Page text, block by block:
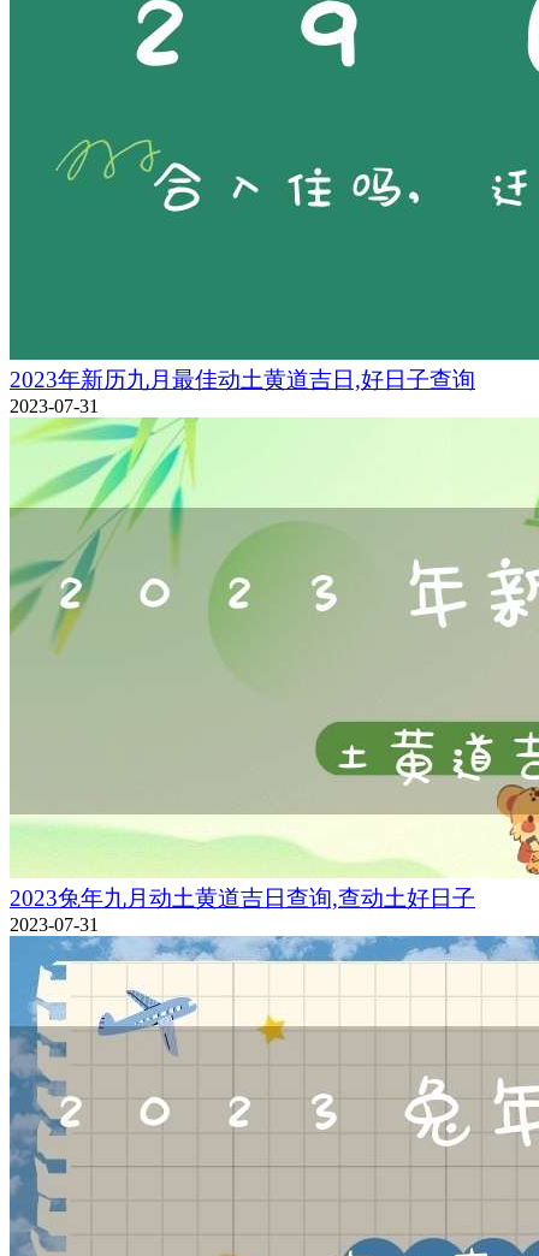
2023年新历九月最佳动土黄道吉日,好日子查询
2023-07-31
2023兔年九月动土黄道吉日查询,查动土好日子
2023-07-31